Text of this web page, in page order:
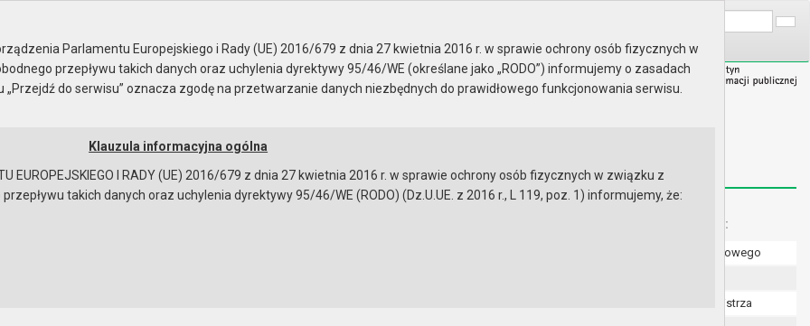
Instrukcja korzystania Dostępność
Menu dodatkowe:
Numer konta bankowego
Zarządzenia Burmistrza
Parlamentu Europejskiego i Rady (UE) 2016/679 z dnia 27 kwietnia 2016 r. w sprawie ochrony osób fizycznych w
przepływu takich danych oraz uchylenia dyrektywy 95/46/WE (określane jako „RODO”) informujemy o zasadach
do serwisu” oznacza zgodę na przetwarzanie danych niezbędnych do prawidłowego funkcjonowania serwisu.
Klauzula informacyjna ogólna
EUROPEJSKIEGO I RADY (UE) 2016/679 z dnia 27 kwietnia 2016 r. w sprawie ochrony osób fizycznych w związku z
takich danych oraz uchylenia dyrektywy 95/46/WE (RODO) (Dz.U.UE. z 2016 r., L 119, poz. 1) informujemy, że: